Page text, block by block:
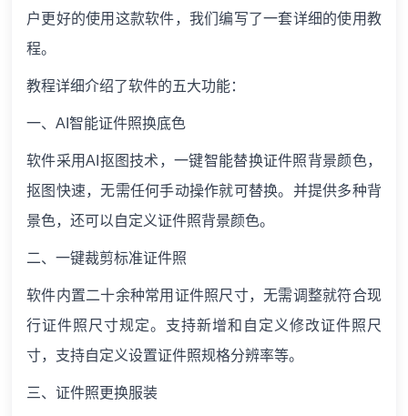
户更好的使用这款软件，我们编写了一套详细的使用教
程。
教程详细介绍了软件的五大功能：
一、AI 智能证件照换底色
软件采用AI抠图技术，一键智能替换证件照背景颜色，
抠图快速，无需任何手动操作就可替换。并提供多种背
景色，还可以自定义证件照背景颜色。
二、一键裁剪标准证件照
软件内置二十余种常用证件照尺寸，无需调整就符合现
行证件照尺寸规定。支持新增和自定义修改证件照尺
寸，支持自定义设置证件照规格分辨率等。
三、证件照更换服装